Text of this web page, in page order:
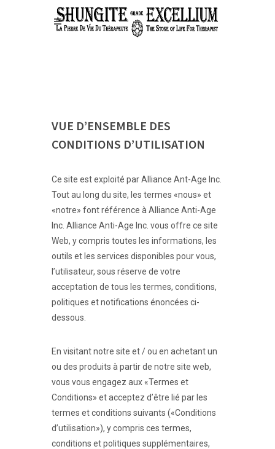
VUE D’ENSEMBLE DES
CONDITIONS D’UTILISATION
Ce site est exploité par Alliance Ant-Age Inc.
Tout au long du site, les termes «nous» et
«notre» font référence à Alliance Anti-Age
Inc. Alliance Anti-Age Inc. vous offre ce site
Web, y compris toutes les informations, les
outils et les services disponibles pour vous,
l’utilisateur, sous réserve de votre
acceptation de tous les termes, conditions,
politiques et notifications énoncées ci-
dessous.
En visitant notre site et / ou en achetant un
ou des produits à partir de notre site web,
vous vous engagez aux «Termes et
Conditions» et acceptez d’être lié par les
termes et conditions suivants («Conditions
d’utilisation»), y compris ces termes,
conditions et politiques supplémentaires,